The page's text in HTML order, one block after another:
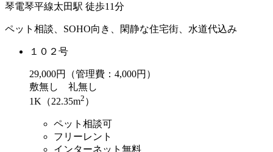
琴電琴平線太田駅 徒歩11分
ペット相談、SOHO向き、閑静な住宅街、水道代込み
１０２号
29,000円（管理費：4,000円）
敷無し 礼無し
1K（22.35m2 ）
ペット相談可
フリーレント
インターネット無料